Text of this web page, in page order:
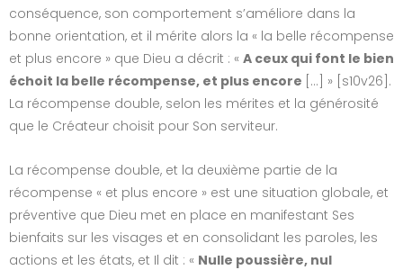
conséquence, son comportement s’améliore dans la
bonne orientation, et il mérite alors la « la belle récompense
et plus encore » que Dieu a décrit : « A ceux qui font le bien
échoit la belle récompense, et plus encore […] » [s10v26].
La récompense double, selon les mérites et la générosité
que le Créateur choisit pour Son serviteur.
La récompense double, et la deuxième partie de la
récompense « et plus encore » est une situation globale, et
préventive que Dieu met en place en manifestant Ses
bienfaits sur les visages et en consolidant les paroles, les
actions et les états, et Il dit : « Nulle poussière, nul